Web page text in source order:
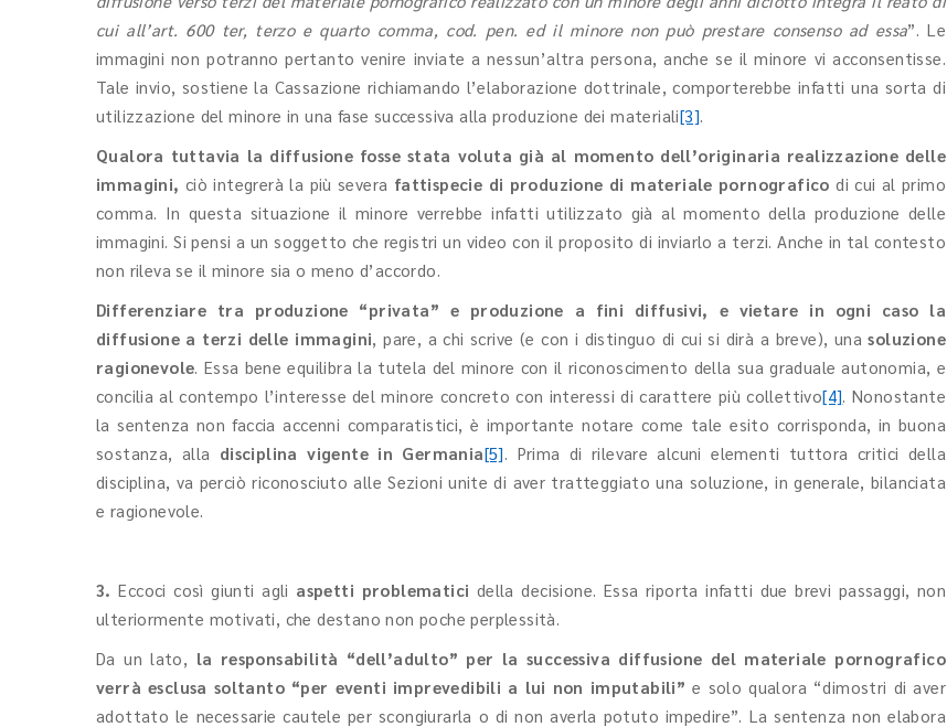
cui all’art. 600 ter, terzo e quarto comma, cod. pen. ed il minore non può prestare consenso ad essa”. Le
immagini non potranno pertanto venire inviate a nessun’altra persona, anche se il minore vi acconsentisse.
Tale invio, sostiene la Cassazione richiamando l’elaborazione dottrinale, comporterebbe infatti una sorta di
utilizzazione del minore in una fase successiva alla produzione dei materiali[3].
Qualora tuttavia la diffusione fosse stata voluta già al momento dell’originaria realizzazione delle
immagini, ciò integrerà la più severa fattispecie di produzione di materiale pornograficodi cui al primo
comma. In questa situazione il minore verrebbe infatti utilizzato già al momento della produzione delle
immagini. Si pensi a un soggetto che registri un video con il proposito di inviarlo a terzi. Anche in tal contesto
non rileva se il minore sia o meno d’accordo.
Differenziare tra produzione “privata” e produzione a fini diffusivi, e vietare in ogni caso la
diffusione a terzi delle immagini, pare, a chi scrive (e con i distinguo di cui si dirà a breve), unasoluzione
ragionevole. Essa bene equilibra la tutela del minore con il riconoscimento della sua graduale autonomia, e
concilia al contempo l’interesse del minore concreto con interessi di carattere più collettivo[4]. Nonostante
la sentenza non faccia accenni comparatistici, è importante notare come tale esito corrisponda, in buona
sostanza, alla disciplina vigente in Germania[5]. Prima di rilevare alcuni elementi tuttora critici della
disciplina, va perciò riconosciuto alle Sezioni unite di aver tratteggiato una soluzione, in generale, bilanciata
e ragionevole.
3. Eccoci così giunti agli aspetti problematici della decisione. Essa riporta infatti due brevi passaggi, non
ulteriormente motivati, che destano non poche perplessità.
Da un lato, la responsabilità “dell’adulto” per la successiva diffusione del materiale pornografico
verrà esclusa soltanto “per eventi imprevedibili a lui non imputabili” e solo qualora “dimostri di aver
adottato le necessarie cautele per scongiurarla o di non averla potuto impedire”. La sentenza non elabora